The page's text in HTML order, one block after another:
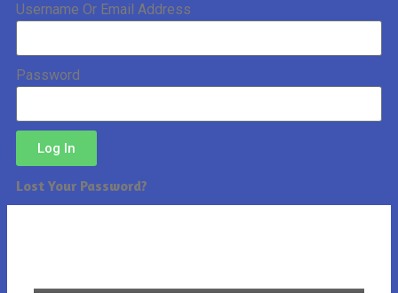
Username Or Email Address
Password
Log In
Lost Your Password?